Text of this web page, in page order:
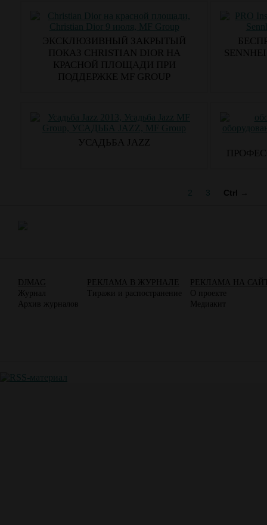
ЭКСКЛЮЗИВНЫЙ ЗАКРЫТЫЙ
ПОКАЗ CHRISTIAN DIOR НА
КРАСНОЙ ПЛОЩАДИ ПРИ
ПОДДЕРЖКЕ MF GROUP
УСАДЬБА JAZZ
2 3 Ctrl →
DJMAG
Журнал
Архив журналов
РЕКЛАМА В ЖУРНАЛЕ
Тиражи и распостранение
РЕКЛАМА НА
О проекте
Медиакит